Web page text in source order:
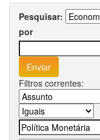
Pesquisar:
por
Filtros correntes: